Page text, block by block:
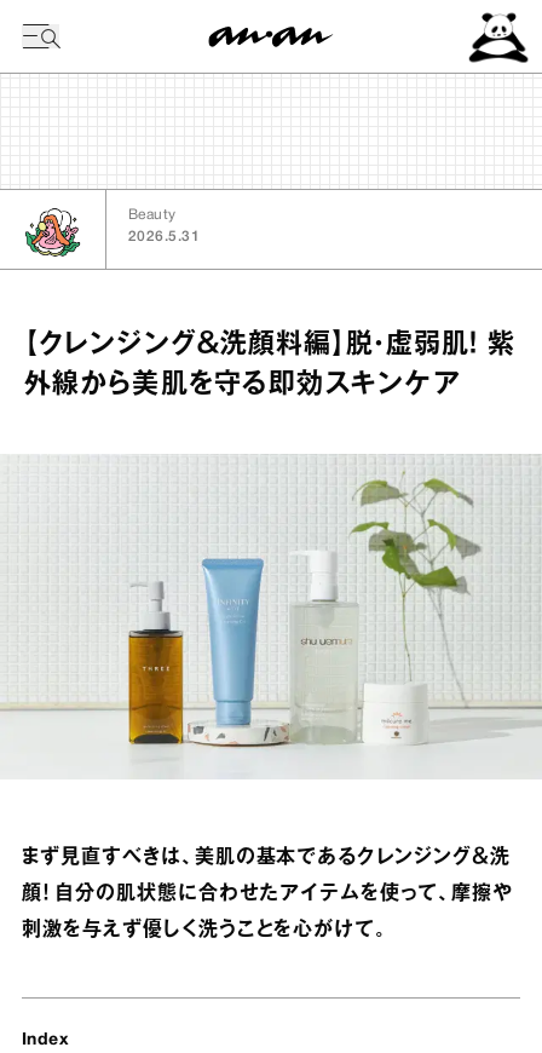
Beauty
2026.5.31
【クレンジング＆洗顔料編】脱・虚弱肌！ 紫
外線から美肌を守る即効スキンケア
まず見直すべきは、美肌の基本であるクレンジング＆洗
顔！ 自分の肌状態に合わせたアイテムを使って、摩擦や
刺激を与えず優しく洗うことを心がけて。
Index